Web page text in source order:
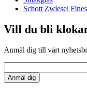
Schott Zwiesel
Vill du bli
Anmäl dig till vårt
Anmäl dig